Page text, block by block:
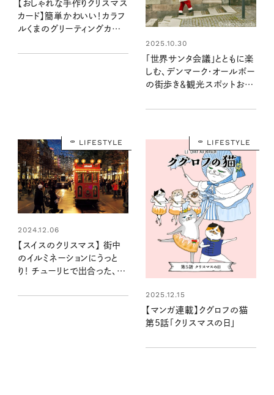
【おしゃれな手作りクリスマス
カード】簡単かわいい！カラフ
ルくまのグリーティングカード
いもの探し #27
2025.10.30
「世界サンタ会議」とともに楽
しむ、デンマーク・オールボー
の街歩き＆観光スポットおす
LIFESTYLE
2024.12.06
【スイスのクリスマス】 街中
のイルミネーションにうっと
り！ チューリヒで出合った、一
LIFESTYLE
2025.12.15
【マンガ連載】クグロフの猫
第5話「クリスマスの日」